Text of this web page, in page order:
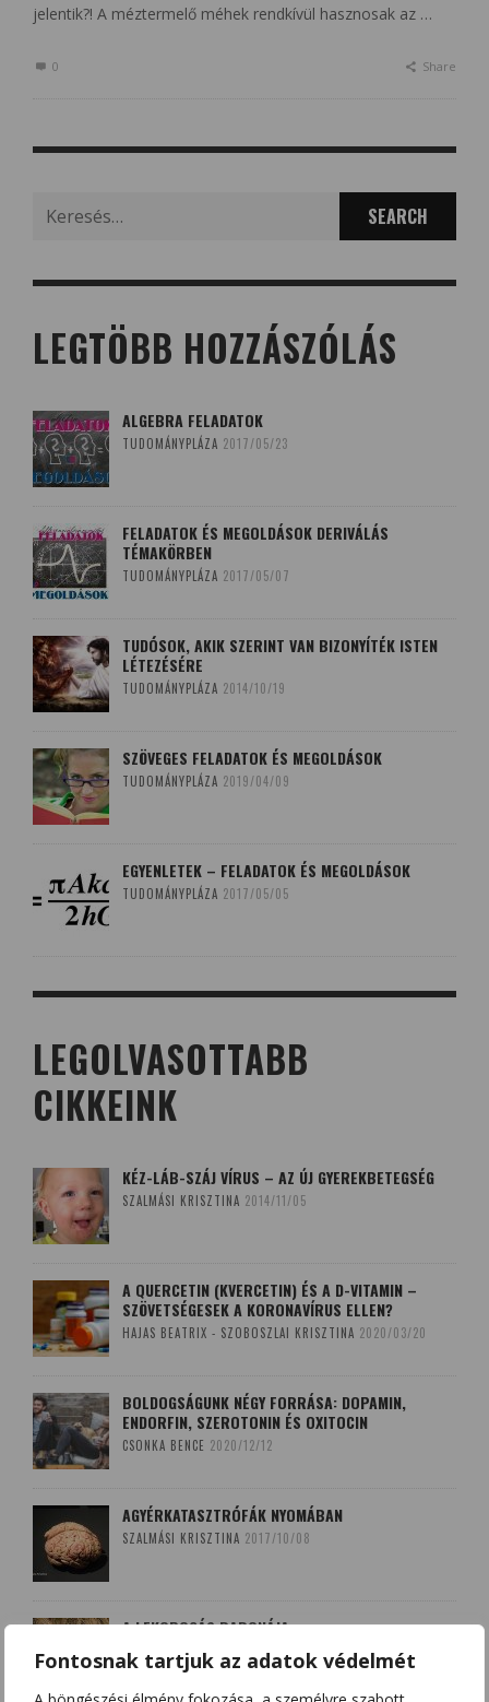
Fontosnak tartjuk az adatok védelmét
jelentik?! A méztermelő méhek rendkívül hasznosak az …
0 Share
for:
LEGTÖBB HOZZÁSZÓLÁS
ALGEBRA FELADATOK
TUDOMÁNYPLÁZA 2017/05/23
FELADATOK ÉS MEGOLDÁSOK DERIVÁLÁS
TÉMAKÖRBEN
TUDOMÁNYPLÁZA 2017/05/07
TUDÓSOK, AKIK SZERINT VAN BIZONYÍTÉK ISTEN
LÉTEZÉSÉRE
TUDOMÁNYPLÁZA 2014/10/19
SZÖVEGES FELADATOK ÉS MEGOLDÁSOK
TUDOMÁNYPLÁZA 2019/04/09
EGYENLETEK – FELADATOK ÉS MEGOLDÁSOK
TUDOMÁNYPLÁZA 2017/05/05
LEGOLVASOTTABB
CIKKEINK
KÉZ-LÁB-SZÁJ VÍRUS – AZ ÚJ GYEREKBETEGSÉG
SZALMÁSI KRISZTINA 2014/11/05
A QUERCETIN (KVERCETIN) ÉS A D-VITAMIN –
SZÖVETSÉGESEK A KORONAVÍRUS ELLEN?
HAJAS BEATRIX - SZOBOSZLAI KRISZTINA 2020/03/20
BOLDOGSÁGUNK NÉGY FORRÁSA: DOPAMIN,
ENDORFIN, SZEROTONIN ÉS OXITOCIN
CSONKA BENCE 2020/12/12
AGYÉRKATASZTRÓFÁK NYOMÁBAN
SZALMÁSI KRISZTINA 2017/10/08
A LEKOPOGÁS BABONÁJA
SZOBOSZLAI KRISZTINA 2018/03/15